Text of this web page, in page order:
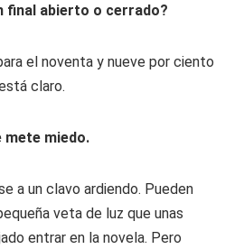
final abierto o cerrado?
el noventa y nueve por ciento
claro.
mete miedo.
a un clavo ardiendo. Pueden
veta de luz que unas
entrar en la novela. Pero